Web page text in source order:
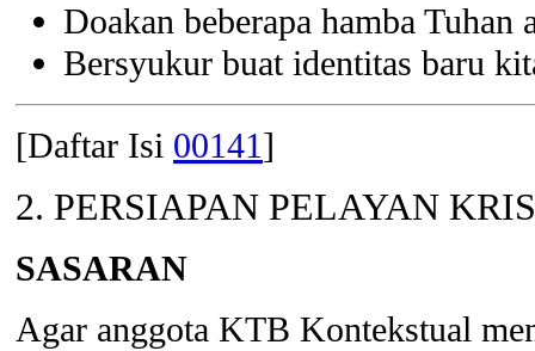
Doakan beberapa hamba
Bersyukur buat identitas baru
[Daftar Isi 00141]
2. PERSIAPAN PELAYAN
SASARAN
Agar anggota KTB Kontekstual